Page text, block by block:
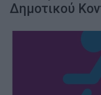
Δημοτικού